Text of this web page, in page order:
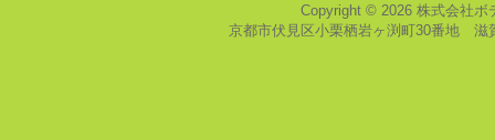
Copyright © 2026 株式会社ボ
京都市伏見区小栗栖岩ヶ渕町30番地 滋